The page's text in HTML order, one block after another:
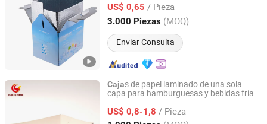
US$ 0,65 / Pieza
3.000 Piezas (MOQ)
Enviar Consulta
Guangdong, China Desde 2015
Cajas de papel laminado de una sola
capa para hamburguesas y bebidas frías,
US$ 0,8-1,8 / Pieza
Zhongshan Chang Yue Printing Co., Ltd.